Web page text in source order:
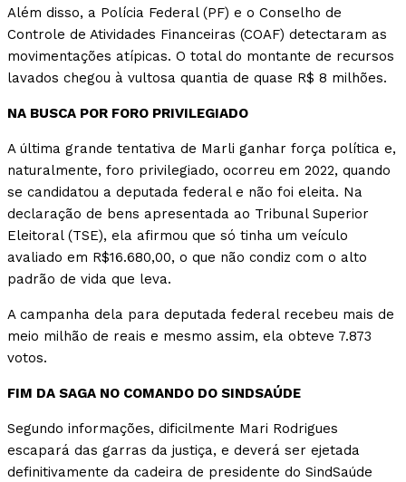
Além disso, a Polícia Federal (PF) e o Conselho de
Controle de Atividades Financeiras (COAF) detectaram as
movimentações atípicas. O total do montante de recursos
lavados chegou à vultosa quantia de quase R$ 8 milhões.
NA BUSCA POR FORO PRIVILEGIADO
A última grande tentativa de Marli ganhar força política e,
naturalmente, foro privilegiado, ocorreu em 2022, quando
se candidatou a deputada federal e não foi eleita. Na
declaração de bens apresentada ao Tribunal Superior
Eleitoral (TSE), ela afirmou que só tinha um veículo
avaliado em R$16.680,00, o que não condiz com o alto
padrão de vida que leva.
A campanha dela para deputada federal recebeu mais de
meio milhão de reais e mesmo assim, ela obteve 7.873
votos.
FIM DA SAGA NO COMANDO DO SINDSAÚDE
Segundo informações, dificilmente Mari Rodrigues
escapará das garras da justiça, e deverá ser ejetada
definitivamente da cadeira de presidente do SindSaúde